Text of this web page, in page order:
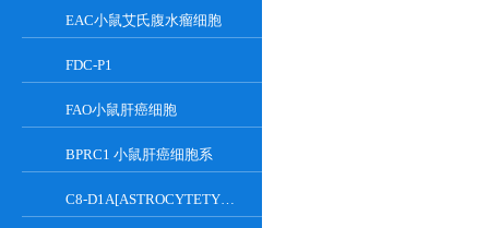
EAC小鼠艾氏腹水瘤细胞
FDC-P1
FAO小鼠肝癌细胞
BPRC1 小鼠肝癌细胞系
C8-D1A[ASTROCYTETYPEICLONE]小鼠小脑细胞